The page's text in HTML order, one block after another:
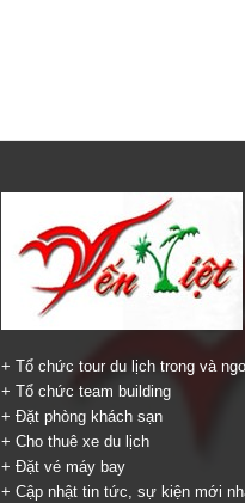
+ Tổ chức tour du lịch trong và
+ Tổ chức team building
+ Đặt phòng khách sạn
+ Cho thuê xe du lịch
+ Đặt vé máy bay
+ Cập nhật tin tức, sự kiện mới